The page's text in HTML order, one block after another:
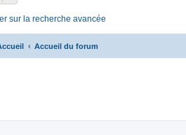
sur la recherche avancée
Accueil du forum